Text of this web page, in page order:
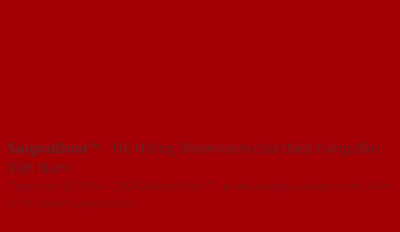
SaigonDoor™ - Hệ thống Showroom cửa thép hàng đầu
Việt Nam
Copyright ⓒ 2016 – 2026 SaigonDoor™ - www.baogiacuathep.com | Đơn
vị chủ quản SaigonDoor